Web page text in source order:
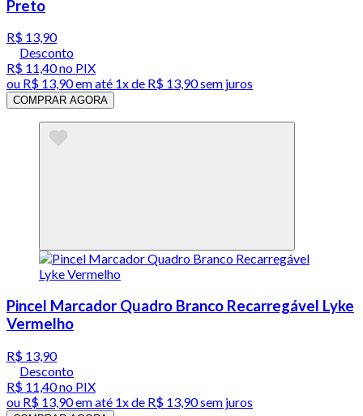
Preto
R$ 13,90
Desconto
R$ 11,40no PIX
ou R$ 13,90em até 1x de R$ 13,90sem juros
COMPRAR AGORA
Pincel Marcador Quadro Branco Recarregável Lyke
Vermelho
R$ 13,90
Desconto
R$ 11,40no PIX
ou R$ 13,90em até 1x de R$ 13,90sem juros